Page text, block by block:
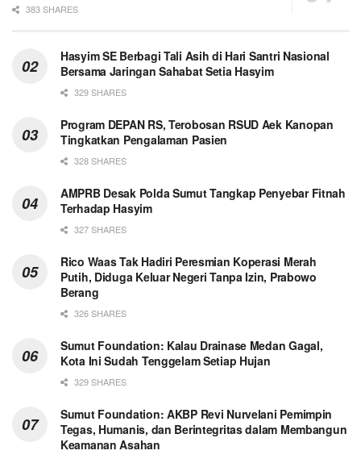
383 SHARES
Hasyim SE Berbagi Tali Asih di Hari Santri Nasional
Bersama Jaringan Sahabat Setia Hasyim
329 SHARES
Program DEPAN RS, Terobosan RSUD Aek Kanopan
Tingkatkan Pengalaman Pasien
328 SHARES
AMPRB Desak Polda Sumut Tangkap Penyebar Fitnah
Terhadap Hasyim
327 SHARES
Rico Waas Tak Hadiri Peresmian Koperasi Merah
Putih, Diduga Keluar Negeri Tanpa Izin, Prabowo
Berang
326 SHARES
Sumut Foundation: Kalau Drainase Medan Gagal,
Kota Ini Sudah Tenggelam Setiap Hujan
329 SHARES
Sumut Foundation: AKBP Revi Nurvelani Pemimpin
Tegas, Humanis, dan Berintegritas dalam Membangun
Keamanan Asahan